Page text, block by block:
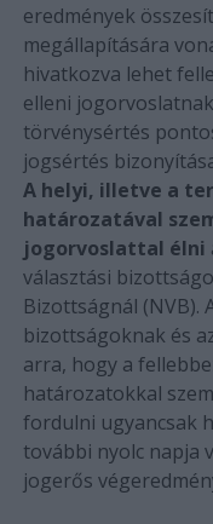
eredmények
megállapítására
hivatkozva lehet
elleni
törvénysértés
jogsértés
A helyi, illetve a
határozatával
jogorvoslattal élni
választási
Bizottságnál (NVB).
bizottságoknak és
arra, hogy a
határozatokkal
fordulni ugyancsak
további nyolc napja
jogerős